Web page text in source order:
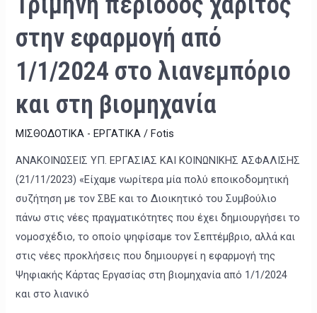
στην εφαρμογή από
1/1/2024 στο λιανεμπόριο
και στη βιομηχανία
ΜΙΣΘΟΔΟΤΙΚΑ - ΕΡΓΑΤΙΚΑ /Fotis
ΑΝΑΚΟΙΝΩΣΕΙΣ ΥΠ. ΕΡΓΑΣΙΑΣ ΚΑΙ ΚΟΙΝΩΝΙΚΗΣ ΑΣΦΑΛΙΣΗΣ
(21/11/2023) «Είχαμε νωρίτερα μία πολύ εποικοδομητική
συζήτηση με τον ΣΒΕ και το Διοικητικό του Συμβούλιο
πάνω στις νέες πραγματικότητες που έχει δημιουργήσει το
νομοσχέδιο, το οποίο ψηφίσαμε τον Σεπτέμβριο, αλλά και
στις νέες προκλήσεις που δημιουργεί η εφαρμογή της
Ψηφιακής Κάρτας Εργασίας στη βιομηχανία από 1/1/2024
και στο λιανικό
στη